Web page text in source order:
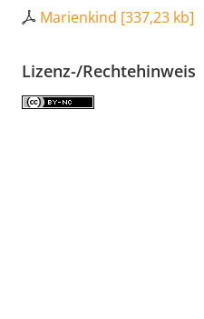
Marienkind [337,23 kb]
Lizenz-/Rechtehinweis